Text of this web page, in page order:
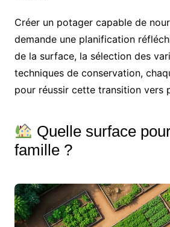
Créer un potager capable de
demande une planification
de la surface, la sélection des
techniques de conservation,
pour réussir cette transition vers
Quelle surface
famille ?